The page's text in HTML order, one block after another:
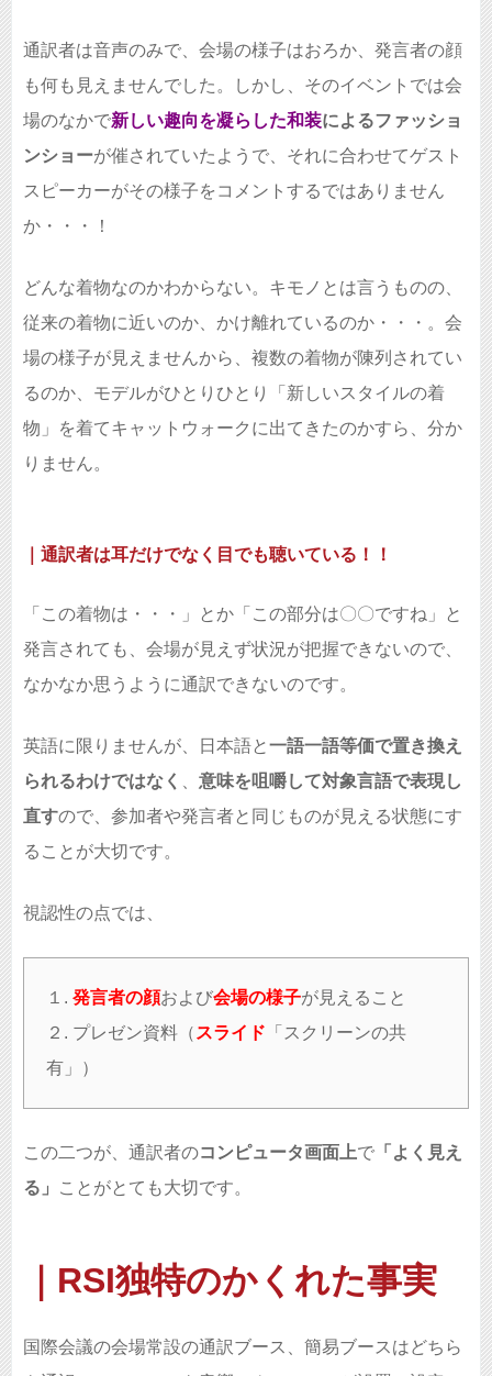
通訳者は音声のみで、会場の様子はおろか、発言者の顔
も何も見えませんでした。しかし、そのイベントでは会
場のなかで新しい趣向を凝らした和装によるファッショ
ンショーが催されていたようで、それに合わせてゲスト
スピーカーがその様子をコメントするではありません
か・・・！
どんな着物なのかわからない。キモノとは言うものの、
従来の着物に近いのか、かけ離れているのか・・・。会
場の様子が見えませんから、複数の着物が陳列されてい
るのか、モデルがひとりひとり「新しいスタイルの着
物」を着てキャットウォークに出てきたのかすら、分か
りません。
｜通訳者は耳だけでなく目でも聴いている！！
「この着物は・・・」とか「この部分は〇〇ですね」と
発言されても、会場が見えず状況が把握できないので、
なかなか思うように通訳できないのです。
英語に限りませんが、日本語と一語一語等価で置き換え
られるわけではなく
意味を咀嚼して対象言語で表現し
直すので、参加者や発言者と同じものが見える状態にす
ることが大切です。
視認性の点では、
１. 発言者の顔および会場の様子が見えること
２. プレゼン資料（ スライド 「スクリーンの共
有」）
この二つが、通訳者のコンピュータ画面上で 「よく見え
る」
ことがとても大切です。
｜RSI独特のかくれた事実
国際会議の会場常設の通訳ブース、簡易ブースはどちら